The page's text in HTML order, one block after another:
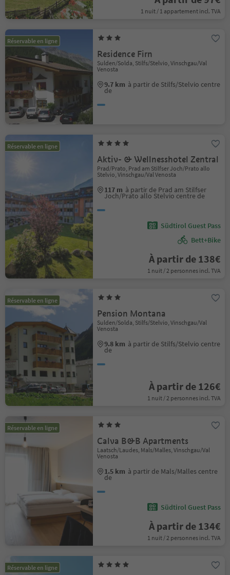
1 nuit / 1 appartement incl. TVA
Réservable en ligne
Residence Firn
Sulden/Solda, Stilfs/Stelvio, Vinschgau/Val
Venosta
9.7 km à partir de Stilfs/Stelvio centre
de
Réservable en ligne
Aktiv- & Wellnesshotel Zentral
Prad/Prato, Prad am Stilfser Joch/Prato allo
Stelvio, Vinschgau/Val Venosta
117 m à partir de Prad am Stilfser
Joch/Prato allo Stelvio centre de
Südtirol Guest Pass
Bett+Bike
À partir de 138€
1 nuit / 2 personnes incl. TVA
Réservable en ligne
Pension Montana
Sulden/Solda, Stilfs/Stelvio, Vinschgau/Val
Venosta
9.8 km à partir de Stilfs/Stelvio centre
de
À partir de 126€
1 nuit / 2 personnes incl. TVA
Réservable en ligne
Calva B&B Apartments
Laatsch/Laudes, Mals/Malles, Vinschgau/Val
Venosta
1.5 km à partir de Mals/Malles centre
de
Südtirol Guest Pass
À partir de 134€
1 nuit / 2 personnes incl. TVA
Réservable en ligne